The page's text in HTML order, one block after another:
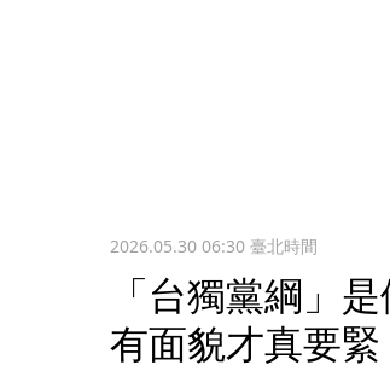
2026.05.30 06:30臺北時間
「台獨黨綱」
有面貌才真要緊